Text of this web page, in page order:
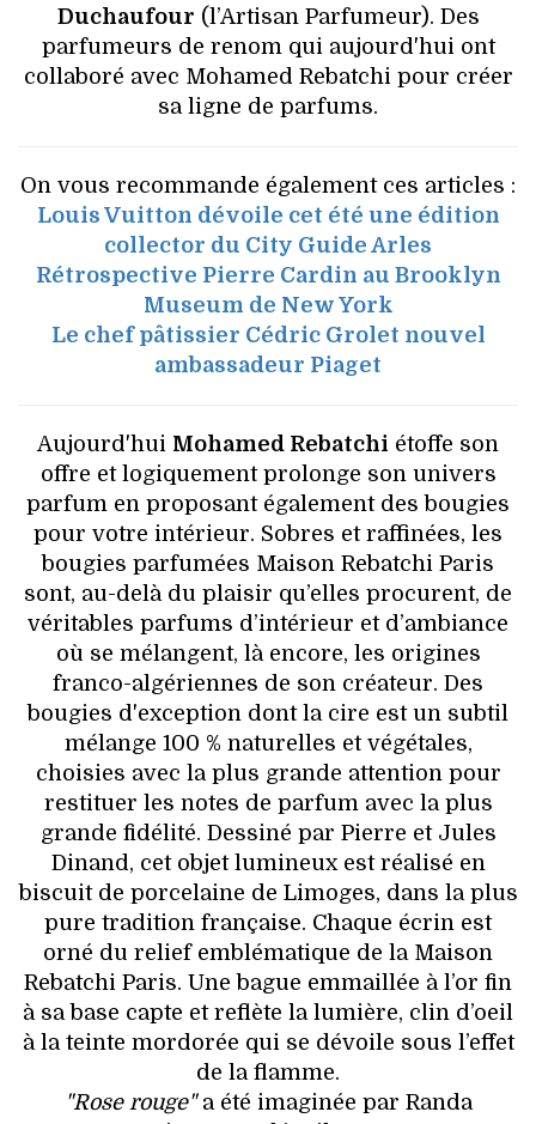
Duchaufour (l’Artisan Parfumeur). Des
parfumeurs de renom qui aujourd'hui ont
collaboré avec Mohamed Rebatchi pour créer
sa ligne de parfums.
On vous recommande également ces articles :
Louis Vuitton dévoile cet été une édition
collector du City Guide Arles
Rétrospective Pierre Cardin au Brooklyn
Museum de New York
Le chef pâtissier Cédric Grolet nouvel
ambassadeur Piaget
Aujourd'hui Mohamed Rebatchi étoffe son
offre et logiquement prolonge son univers
parfum en proposant également des bougies
pour votre intérieur. Sobres et raffinées, les
bougies parfumées Maison Rebatchi Paris
sont, au-delà du plaisir qu’elles procurent, de
véritables parfums d’intérieur et d’ambiance
où se mélangent, là encore, les origines
franco-algériennes de son créateur. Des
bougies d'exception dont la cire est un subtil
mélange 100 % naturelles et végétales,
choisies avec la plus grande attention pour
restituer les notes de parfum avec la plus
grande fidélité. Dessiné par Pierre et Jules
Dinand, cet objet lumineux est réalisé en
biscuit de porcelaine de Limoges, dans la plus
pure tradition française. Chaque écrin est
orné du relief emblématique de la Maison
Rebatchi Paris. Une bague emmaillée à l’or fin
à sa base capte et reflète la lumière, clin d’oeil
à la teinte mordorée qui se dévoile sous l’effet
de la flamme.
"Rose rouge"a été imaginée par Randa